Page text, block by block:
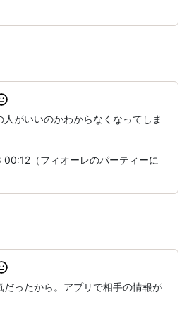
がいいのかわからなくなってしま
（フィオーレのパーティーに
ったから。アプリで相手の情報が